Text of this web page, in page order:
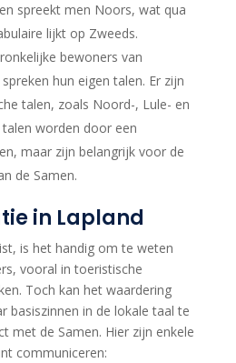
spreekt men Noors, wat qua
lijkt op Zweeds.
bewoners van
hun eigen talen. Er zijn
talen, zoals Noord-, Lule- en
talen worden door een
maar zijn belangrijk voor de
de Samen.
in Lapland
is het handig om te weten
vooral in toeristische
Toch kan het waardering
basiszinnen in de lokale taal te
met de Samen. Hier zijn enkele
communiceren: